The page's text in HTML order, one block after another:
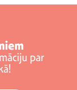
par